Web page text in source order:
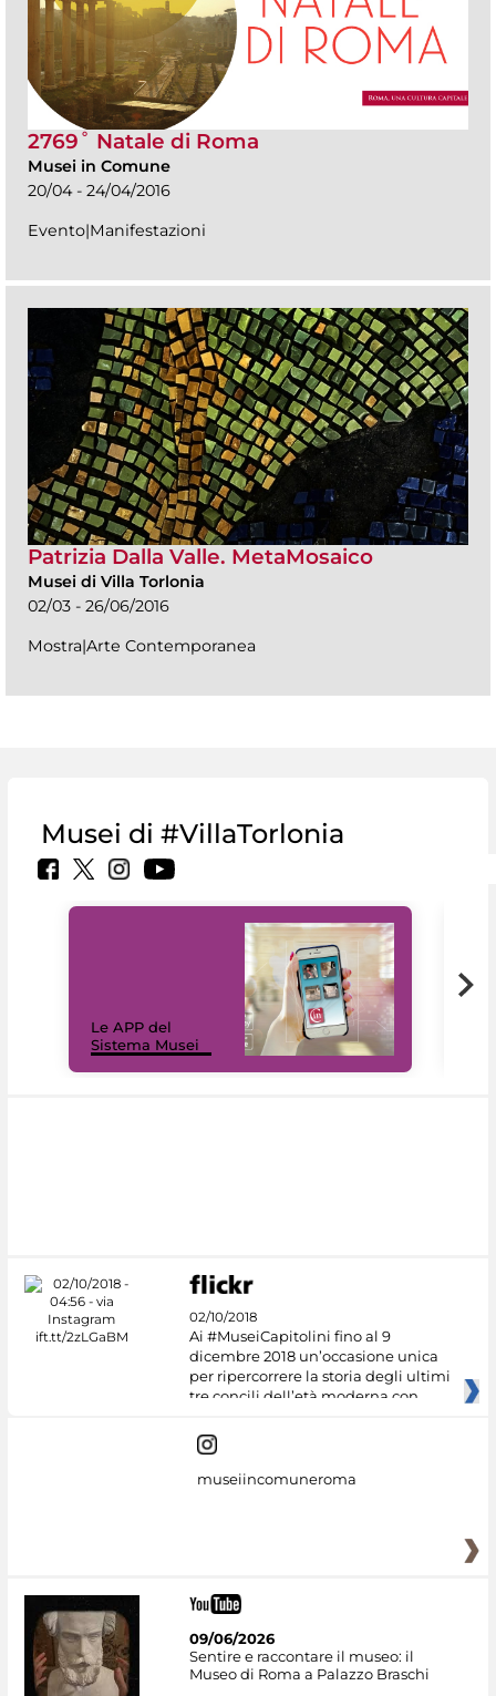
2769˚ Natale di Roma
Musei in Comune
20/04 - 24/04/2016
Evento|Manifestazioni
Patrizia Dalla Valle. MetaMosaico
Musei di Villa Torlonia
02/03 - 26/06/2016
Mostra|Arte Contemporanea
Musei di #VillaTorlonia
Le APP del
Sistema Musei
02/10/2018
Ai #MuseiCapitolini fino al 9
dicembre 2018 un’occasione unica
per ripercorrere la storia degli ultimi
tre concili dell’età moderna con
museiincomuneroma
09/06/2026
Sentire e raccontare il museo: il
Museo di Roma a Palazzo Braschi